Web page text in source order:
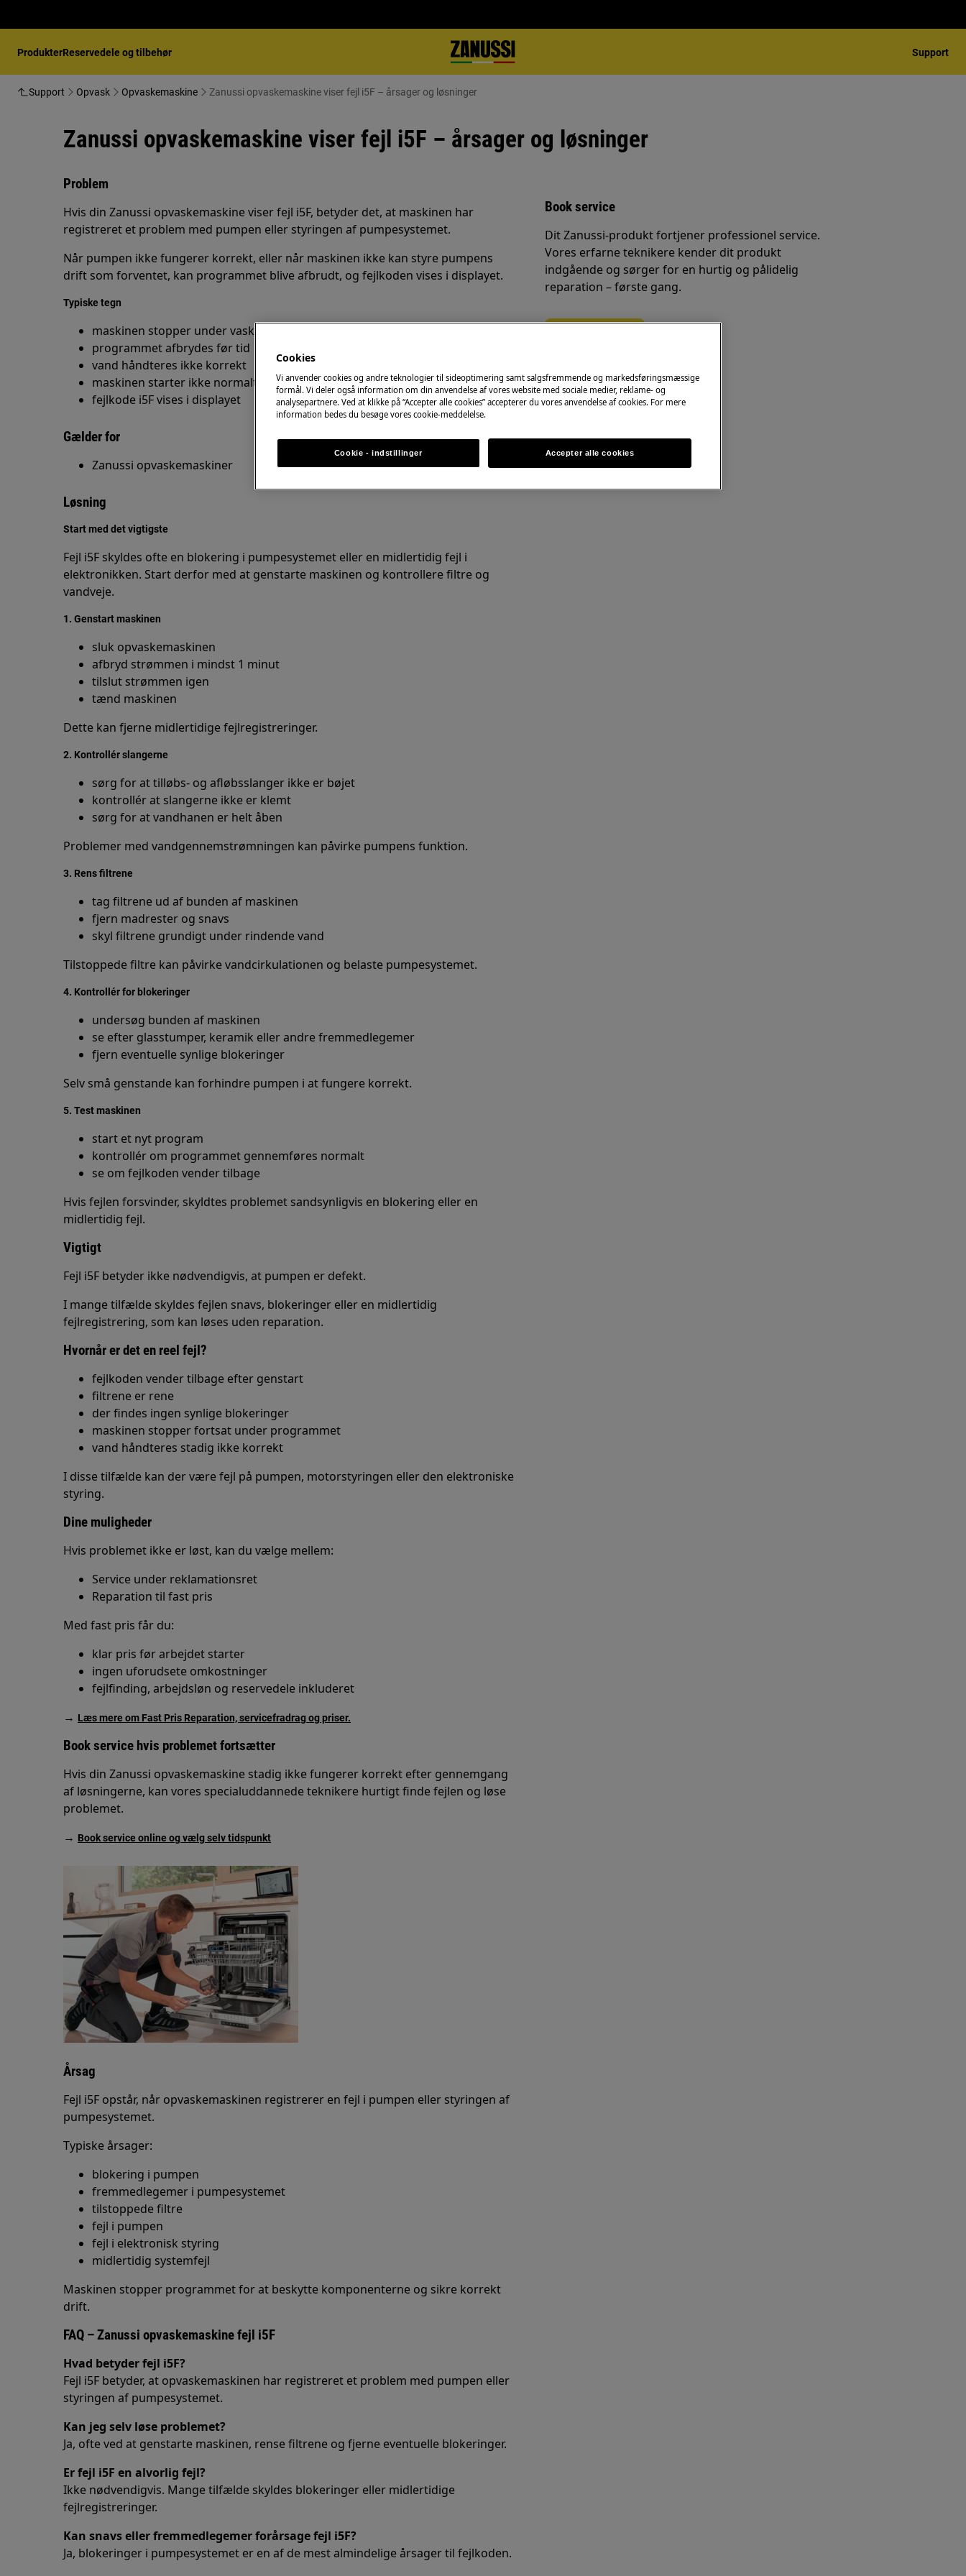
ProdukterReservedele og tilbehør Support
Support Opvask Opvaskemaskine Zanussi opvaskemaskine viser fejl i5F – årsager og løsninger
Zanussi opvaskemaskine viser fejl i5F – årsager og løsninger
Problem
Hvis din Zanussi opvaskemaskine viser fejl i5F, betyder det, at maskinen har
registreret et problem med pumpen eller styringen af pumpesystemet.
Når pumpen ikke fungerer korrekt, eller når maskinen ikke kan styre pumpens
drift som forventet, kan programmet blive afbrudt, og fejlkoden vises i displayet.
Typiske tegn
maskinen stopper under vask
programmet afbrydes før tid
vand håndteres ikke korrekt
maskinen starter ikke normalt
fejlkode i5F vises i displayet
Gælder for
Zanussi opvaskemaskiner
Løsning
Start med det vigtigste
Fejl i5F skyldes ofte en blokering i pumpesystemet eller en midlertidig fejl i
elektronikken. Start derfor med at genstarte maskinen og kontrollere filtre og
vandveje.
1. Genstart maskinen
sluk opvaskemaskinen
afbryd strømmen i mindst 1 minut
tilslut strømmen igen
tænd maskinen
Dette kan fjerne midlertidige fejlregistreringer.
2. Kontrollér slangerne
sørg for at tilløbs- og afløbsslanger ikke er bøjet
kontrollér at slangerne ikke er klemt
sørg for at vandhanen er helt åben
Problemer med vandgennemstrømningen kan påvirke pumpens funktion.
3. Rens filtrene
tag filtrene ud af bunden af maskinen
fjern madrester og snavs
skyl filtrene grundigt under rindende vand
Tilstoppede filtre kan påvirke vandcirkulationen og belaste pumpesystemet.
4. Kontrollér for blokeringer
undersøg bunden af maskinen
se efter glasstumper, keramik eller andre fremmedlegemer
fjern eventuelle synlige blokeringer
Selv små genstande kan forhindre pumpen i at fungere korrekt.
5. Test maskinen
start et nyt program
kontrollér om programmet gennemføres normalt
se om fejlkoden vender tilbage
Hvis fejlen forsvinder, skyldtes problemet sandsynligvis en blokering eller en
midlertidig fejl.
Vigtigt
Fejl i5F betyder ikke nødvendigvis, at pumpen er defekt.
I mange tilfælde skyldes fejlen snavs, blokeringer eller en midlertidig
fejlregistrering, som kan løses uden reparation.
Hvornår er det en reel fejl?
fejlkoden vender tilbage efter genstart
filtrene er rene
der findes ingen synlige blokeringer
maskinen stopper fortsat under programmet
vand håndteres stadig ikke korrekt
I disse tilfælde kan der være fejl på pumpen, motorstyringen eller den elektroniske
styring.
Dine muligheder
Hvis problemet ikke er løst, kan du vælge mellem:
Service under reklamationsret
Reparation til fast pris
Med fast pris får du:
klar pris før arbejdet starter
ingen uforudsete omkostninger
fejlfinding, arbejdsløn og reservedele inkluderet
→ Læs mere om Fast Pris Reparation, servicefradrag og priser.
Book service hvis problemet fortsætter
Hvis din Zanussi opvaskemaskine stadig ikke fungerer korrekt efter gennemgang
af løsningerne, kan vores specialuddannede teknikere hurtigt finde fejlen og løse
problemet.
→ Book service online og vælg selv tidspunkt
Årsag
Fejl i5F opstår, når opvaskemaskinen registrerer en fejl i pumpen eller styringen af
pumpesystemet.
Typiske årsager:
blokering i pumpen
fremmedlegemer i pumpesystemet
tilstoppede filtre
fejl i pumpen
fejl i elektronisk styring
midlertidig systemfejl
Maskinen stopper programmet for at beskytte komponenterne og sikre korrekt
drift.
FAQ – Zanussi opvaskemaskine fejl i5F
Hvad betyder fejl i5F?
Fejl i5F betyder, at opvaskemaskinen har registreret et problem med pumpen eller
styringen af pumpesystemet.
Kan jeg selv løse problemet?
Ja, ofte ved at genstarte maskinen, rense filtrene og fjerne eventuelle blokeringer.
Er fejl i5F en alvorlig fejl?
Ikke nødvendigvis. Mange tilfælde skyldes blokeringer eller midlertidige
fejlregistreringer.
Kan snavs eller fremmedlegemer forårsage fejl i5F?
Ja, blokeringer i pumpesystemet er en af de mest almindelige årsager til fejlkoden.
Book service
Dit Zanussi-produkt fortjener professionel service.
Vores erfarne teknikere kender dit produkt
indgående og sørger for en hurtig og pålidelig
reparation – første gang.
Cookies
Vi anvender cookies og andre teknologier til sideoptimering samt salgsfremmende og markedsføringsmæssige
formål. Vi deler også information om din anvendelse af vores website med sociale medier, reklame- og
analysepartnere. Ved at klikke på “Accepter alle cookies” accepterer du vores anvendelse af cookies. For mere
information bedes du besøge vores cookie-meddelelse.
Cookie - indstillinger Accepter alle cookies